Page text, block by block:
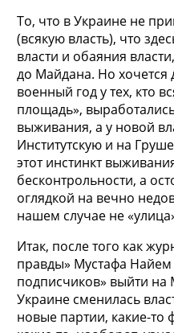
То, что в Украине не
(всякую власть), что
власти и обаяния
до Майдана. Но хочется
военный год у тех, кто
площадь»,
выживания, а у новой
Институтскую и на
этот инстинкт
бесконтрольности, а
оглядкой на вечно
нашем случае не
Итак, после того как
правды» Мустафа
подписчиков» выйти
Украине сменилась
новые партии, какие-то